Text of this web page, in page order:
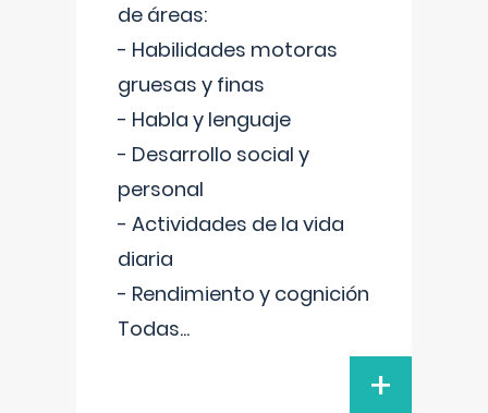
de áreas:
- Habilidades motoras
gruesas y finas
- Habla y lenguaje
- Desarrollo social y
personal
- Actividades de la vida
diaria
- Rendimiento y cognición
Todas...
+